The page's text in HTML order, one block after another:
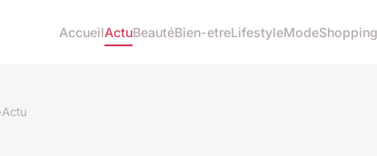
AccueilActuBeautéBien-etreLifestyleModeShopping
Actu